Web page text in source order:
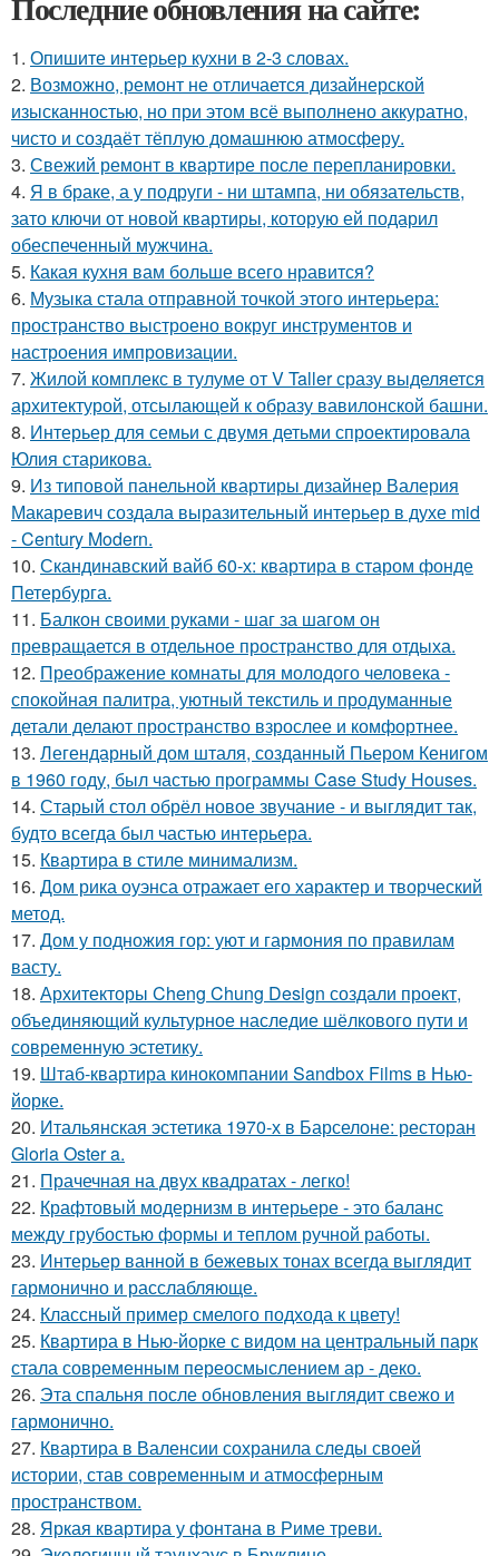
1. Опишите интерьер кухни в 2-3 словах.
2. Возможно, ремонт не отличается дизайнерской
изысканностью, но при этом всё выполнено аккуратно,
чисто и создаёт тёплую домашнюю атмосферу.
3. Свежий ремонт в квартире после перепланировки.
4. Я в браке, а у подруги - ни штампа, ни обязательств,
зато ключи от новой квартиры, которую ей подарил
обеспеченный мужчина.
5. Какая кухня вам больше всего нравится?
6. Музыка стала отправной точкой этого интерьера:
пространство выстроено вокруг инструментов и
настроения импровизации.
7. Жилой комплекс в тулуме от V Taller сразу выделяется
архитектурой, отсылающей к образу вавилонской башни.
8. Интерьер для семьи с двумя детьми спроектировала
Юлия старикова.
9. Из типовой панельной квартиры дизайнер Валерия
Макаревич создала выразительный интерьер в духе mid
- Century Modern.
10. Скандинавский вайб 60-х: квартира в старом фонде
Петербурга.
11. Балкон своими руками - шаг за шагом он
превращается в отдельное пространство для отдыха.
12. Преображение комнаты для молодого человека -
спокойная палитра, уютный текстиль и продуманные
детали делают пространство взрослее и комфортнее.
13. Легендарный дом шталя, созданный Пьером Кенигом
в 1960 году, был частью программы Case Study Houses.
14. Старый стол обрёл новое звучание - и выглядит так,
будто всегда был частью интерьера.
15. Квартира в стиле минимализм.
16. Дом рика оуэнса отражает его характер и творческий
метод.
17. Дом у подножия гор: уют и гармония по правилам
васту.
18. Архитекторы Cheng Chung Design создали проект,
объединяющий культурное наследие шёлкового пути и
современную эстетику.
19. Штаб-квартира кинокомпании Sandbox Films в Нью-
йорке.
20. Итальянская эстетика 1970-х в Барселоне: ресторан
Gloria Oster a.
21. Прачечная на двух квадратах - легко!
22. Крафтовый модернизм в интерьере - это баланс
между грубостью формы и теплом ручной работы.
23. Интерьер ванной в бежевых тонах всегда выглядит
гармонично и расслабляюще.
24. Классный пример смелого подхода к цвету!
25. Квартира в Нью-йорке с видом на центральный парк
стала современным переосмыслением ар - деко.
26. Эта спальня после обновления выглядит свежо и
гармонично.
27. Квартира в Валенсии сохранила следы своей
истории, став современным и атмосферным
пространством.
28. Яркая квартира у фонтана в Риме треви.